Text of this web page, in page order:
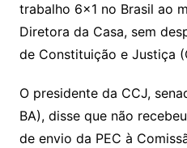
trabalho 6×1 no Brasil ao
Diretora da Casa, sem
de Constituição e Justiça
O presidente da CCJ,
BA), disse que não
de envio da PEC à